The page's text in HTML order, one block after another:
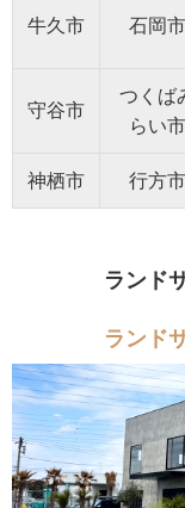
牛久市 石岡市
守谷市
つくば
らい市
神栖市 行方市
ランド
ランド